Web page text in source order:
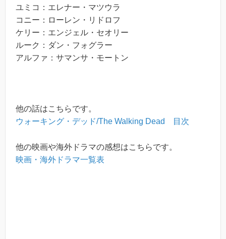
ユミコ：エレナー・マツウラ
コニー：ローレン・リドロフ
ケリー：エンジェル・セオリー
ルーク：ダン・フォグラー
アルファ：サマンサ・モートン
他の話はこちらです。
ウォーキング・デッド/The Walking Dead 目次
他の映画や海外ドラマの感想はこちらです。
映画・海外ドラマ一覧表